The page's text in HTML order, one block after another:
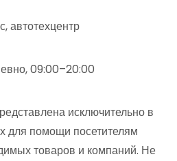
автотехцентр
09:00–20:00
исключительно в
для помощи посетителям
товаров и компаний. Не